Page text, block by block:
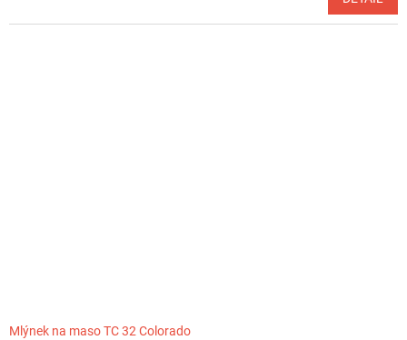
Mlýnek na maso TC 32 Colorado